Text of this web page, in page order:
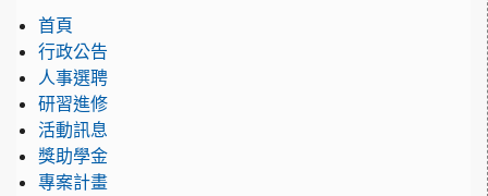
首頁
行政公告
人事選聘
研習進修
活動訊息
獎助學金
專案計畫